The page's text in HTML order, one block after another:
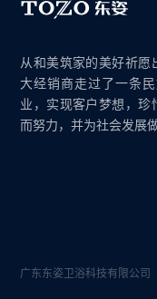
从和美筑家的美好祈
大经销商走过了一条
业，实现客户梦想，珍
而努力，并为社会发展
广东东姿卫浴科技有限公司